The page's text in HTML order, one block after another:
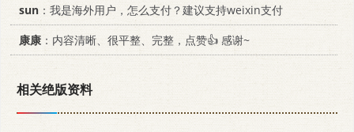
sun ：我是海外用户，怎么支付？建议支持weixin支付
康康 ：内容清晰、很平整、完整，点赞👍 感谢~
相关绝版资料